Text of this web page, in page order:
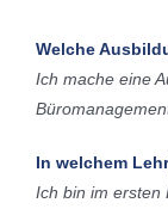
Welche
Ich mache eine
In welchem
Ich bin im ersten